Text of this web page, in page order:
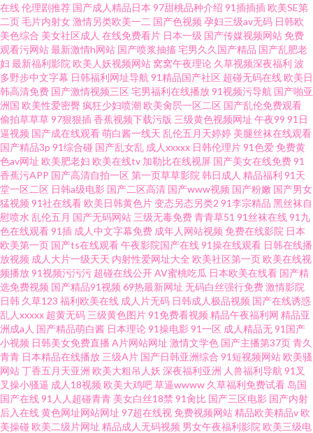
福利视频网站 久久A精aVE 91高跟丝袜福利导航 久久精品黄色艹 91九色Porn
黑料 亚洲欧美自拍一区 欧韩一级 东方av在线天堂 91N视频网站 老司机福利3
区 91内射视频 欧韩性爱 91视频免费观看 欧美性爱网第四页 豆花社区在线
在线伦理剧推荐 国产成人精品日本 97甜桃品种介绍 91插插插 欧美SE第
二页毛片内射女激情另类欧美一二 国产色视频 孕妇三级av无码 日韩欧
美色综合 美女社区成人 在线免费看片 日本一级 国产传媒视频网站 免费
观看污网站最新激情h网站 国产喷浆抽搐宅男久久国产精品 国产乱肥老
妇 最新福利影院 欧美人妖视频网站 窝窝午夜理论 久草视频深夜福利 波
多野步中文字幕 日韩福利网址导航 91精品国产社区 超碰无码在线 欧美日
韩高清免费 国产激情视频三区 宅男福利在线播放91视频污导航 国产啪亚
洲国 欧美性爱密臀 疯狂少妇喷潮 欧美肏屄一区二区 国产乱伦免费观看
偷拍草草草97狠狠插香蕉视频下载污版 三级黄色视频网址 午夜99 91日
逼视频 国产成在线观看萌白酱一线天 乱伦五月天婷婷 美腿丝袜在线观看
国产精品3p 91综合碰 国产乱女乱 成人xxxxx 日韩伦理片91色爱 免费黄
色av网址 欧美肥老妇 欧美在线tv 加勒比在线视屏 国产美女在线免费91
香蕉污APP 国产高清自拍一区 第一页草草影院 韩日成人 精品福利 91天
堂一区二区 日韩a级电影 国产二区高清 国产www视频 国产粉嫩 国产男女
猛视频 91社在线看 欧美日韩黄色片变态另态另类2 91李宗精品 黑丝袜自
慰喷水 乱伦五月 国产无码网站 三级无毒免费青青草51 91丝袜在线91九
色在线观看91插 成人中文字幕免费 成年人网站视频 免费在线影院 日本
欧美第一页 国产ts在线观看午夜影院国产在线91操在线观看 日韩在线播
放视频 成人大片一级天天 内射性爱网址大全 欧美社区第一页 欧美在线视
频播放91视频污污污 超碰在线公开AV蜜桃吃瓜 日本欧美在线看 国产精
选免费视频 国产精品91视频 69热最新网址 无码白丝强行免费激情影院
日韩 久草123 福利欧美在线 成人片无码 日韩成人极品视频 国产在线诱惑
乱人xxxxx 超黄无码 三级黄色图片91免费看视频 精品午夜福利网 精品亚
洲成a人 国产精品萌白酱 日本理论91操电影 91一区 成人精品无91国产
小视频 日韩美女免费直播 A片网站网址 激情文学色 国产主播第37页青久
青青 日本精品在线播放 三级A片 国产日韩亚洲综合 91短视频网站 欧美骚
网站丁香五月天亚洲 欧美大粗吊人妖 深夜福利亚洲 人兽福利导航 91叉
叉操小骚逼 成人18视频 欧美大鸡吧草逼wwww 久草福利免费试看 岛国
国产在线91人人超碰青青 美女白丝18禁 91肏比 国产三区电影 国产内射
后入在线黄色网址网站网址 97超在线视 免费视频网站精品欧美精品v 欧
美操碰 欧美二级片网址 精品成人无码视频 男女午夜福利影院 欧美三级电